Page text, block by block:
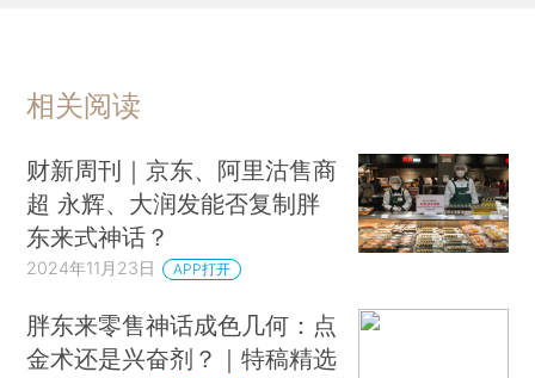
相关阅读
财新周刊｜京东、阿里沽售商
超 永辉、大润发能否复制胖
东来式神话？
2024年11月23日 APP打开
胖东来零售神话成色几何：点
金术还是兴奋剂？｜特稿精选